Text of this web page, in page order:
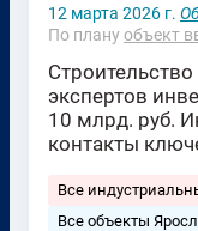
12 марта 2026 г.
По плануобъект
экспертов
10 млрд. руб.
контакты
Все
Все объекты